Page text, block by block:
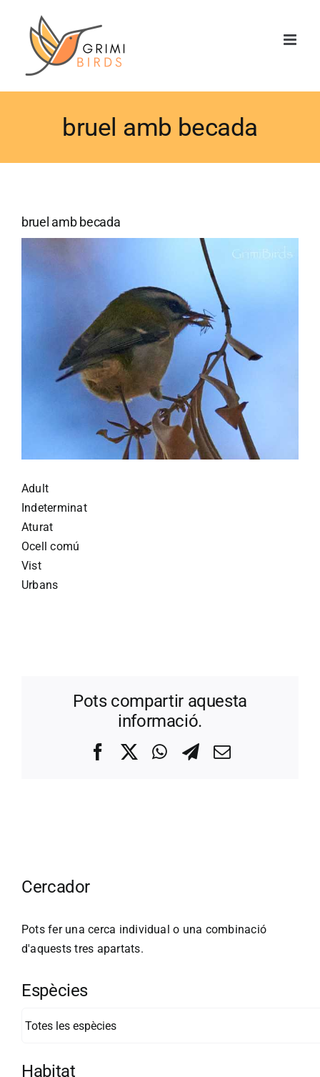
contenido
bruel amb becada
bruel amb becada
Adult
Indeterminat
Aturat
Ocell comú
Vist
Urbans
Pots compartir aquesta
informació.
FacebookWhatsApp
Telegram
Correo
Cercador
Pots fer una cerca individual o una combinació
d'aquests tres apartats.
Espècies
Habitat